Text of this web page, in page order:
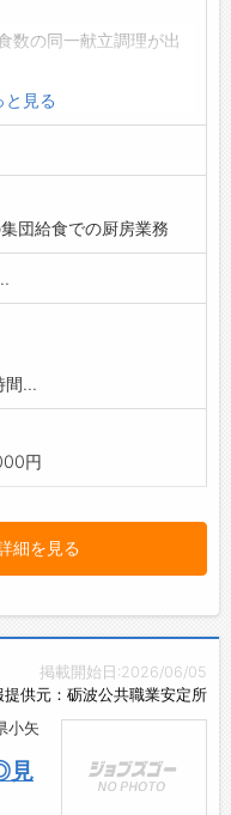
数の同一献立調理が出
有の作業内容は、OJT
食、夕60食
込み
ット ≪業務請負≫
と見る
団給食での厨房業務
間...
円
細を見る
掲載開始日:2026/06/05
提供元：砺波公共職業安定所
小矢
見